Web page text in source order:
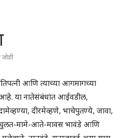
जोशी
आणि त्याच्या आगमागच्या
या नातेसंबंधांत आईवडील,
दीरमेव्हणे, भाचेपुतण्ये, जावा,
चुलत-मामे-आते-मावस भावंडे आणि